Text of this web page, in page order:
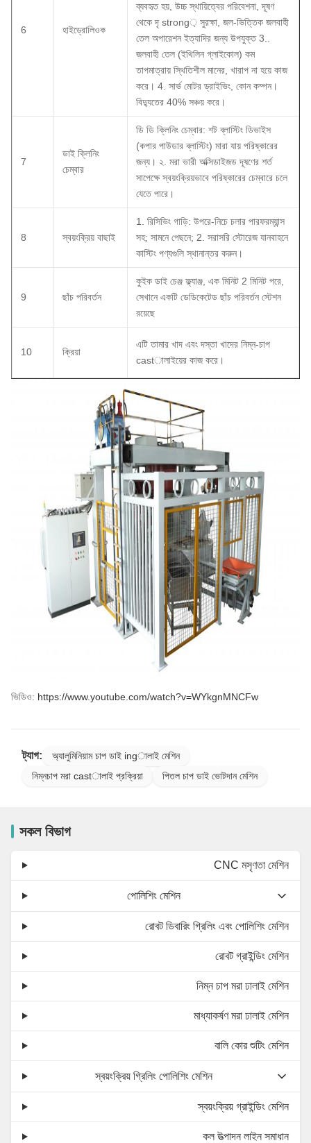
6 হাইড্রোলিওক
ব্যবহৃত হয়, উচ্চ স্থায়িত্বের পরিবেশনা, দূষণ
থেকে দৃ strong় সুরক্ষা, জল-ভিত্তিক জলবাহী
তেল অপারেশন ইত্যাদির জন্য উপযুক্ত 3..
জলবাহী তেল (ইথিলিন গ্লাইকোল) কম
তাপমাত্রায় স্থিতিশীল মানের, খারাপ না হয়ে কাজ
করে। 4. সার্ভ মোটর ড্রাইভিং, কোন কম্পন।
বিদ্যুতের 40% সঞ্চয় করে।
7
ডাই ক্লিনিং
চেম্বার
ডি ডি ক্লিনিং চেম্বার: শট ব্লাস্টিং ডিভাইস
(কপার পাউডার ব্লাস্টিং) মারা যায় পরিষ্কারের
জন্য। ২. মরা ভারী অক্সিডাইজড দূষণের শর্ত
সাপেক্ষে স্বয়ংক্রিয়ভাবে পরিষ্কারের চেম্বারে চলে
যেতে পারে।
8 স্বয়ংক্রিয় বাছাই
1. রিসিভিং গাড়ি: উপরে-নিচে চলার পারফরম্যান্স
সহ; সামনে পেছনে; 2. সরাসরি স্টোরেজ যানবাহনে
কাস্টিং পণ্যগুলি স্থানান্তর করুন।
9 ছাঁচ পরিবর্তন
কুইক ডাই চেঞ্জ ফ্ল্যাঞ্জ, এক মিনিট 2 মিনিট পরে,
সেখানে একটি ডেডিকেটেড ছাঁচ পরিবর্তন স্টেশন
রয়েছে
10 ক্রিয়া
এটি তামার খাদ এবং দস্তা খাদের নিম্ন-চাপ
castালাইয়ের কাজ করে।
ভিডিও: https://www.youtube.com/watch?v=WYkgnMNCFw
ট্যাগ:
অ্যালুমিনিয়াম চাপ ডাই ingালাই মেশিন
নিম্নচাপ মরা castালাই প্রক্রিয়া
পিতল চাপ ডাই ভোটদান মেশিন
সকল বিভাগ
CNC মসৃণতা মেশিন
পোলিশিং মেশিন
রোবট ডিবারিং গ্রিলিং এবং পোলিশিং মেশিন
রোবট গ্রাইন্ডিং মেশিন
নিম্ন চাপ মরা ঢালাই মেশিন
মাধ্যাকর্ষণ মরা ঢালাই মেশিন
বালি কোর শুটিং মেশিন
স্বয়ংক্রিয় গ্রিলিং পোলিশিং মেশিন
স্বয়ংক্রিয় গ্রাইন্ডিং মেশিন
কল উত্পাদন লাইন সমাধান